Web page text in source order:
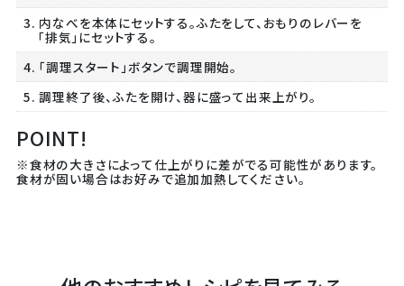
3. 内なべを本体にセットする。ふたをして、おもりのレバーを
「排気」にセットする。
4. 「調理スタート」ボタンで調理開始。
5. 調理終了後、ふたを開け、器に盛って出来上がり。
POINT!
※食材の大きさによって仕上がりに差がでる可能性があります。
食材が固い場合はお好みで追加加熱してください。